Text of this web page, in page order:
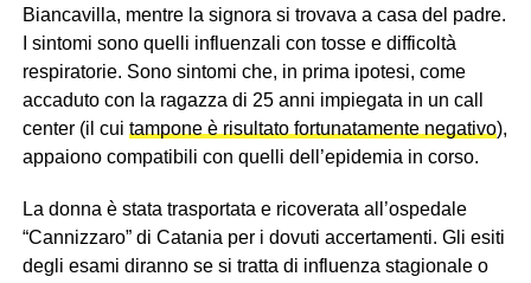
Biancavilla, mentre la signora si trovava a casa del padre.
I sintomi sono quelli influenzali con tosse e difficoltà
respiratorie. Sono sintomi che, in prima ipotesi, come
accaduto con la ragazza di 25 anni impiegata in un call
center (il cui tampone è risultato fortunatamente negativo),
appaiono compatibili con quelli dell’epidemia in corso.
La donna è stata trasportata e ricoverata all’ospedale
“Cannizzaro” di Catania per i dovuti accertamenti. Gli esiti
degli esami diranno se si tratta di influenza stagionale o